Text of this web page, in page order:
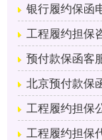
银行履约保函
工程履约担保
预付款保函客
北京预付款保
工程履约担保
工程履约担保